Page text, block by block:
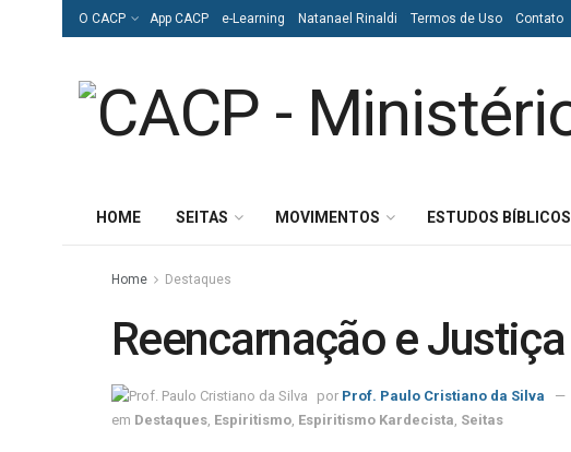
O CACP App CACP e-Learning Natanael Rinaldi Termos de Uso Contato
HOME SEITAS MOVIMENTOS ESTUDOS BÍBLICOS
Home Destaques
Reencarnação e Justiça
por Prof. Paulo Cristiano da Silva
em Destaques, Espiritismo, Espiritismo Kardecista, Seitas